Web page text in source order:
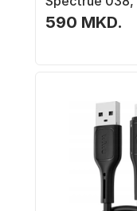
Cloverleaf, 3
590 MKD.